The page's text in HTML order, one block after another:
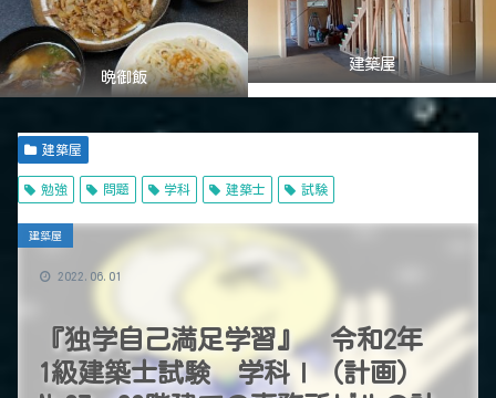
晩御飯
建築屋
建築屋
勉強 問題 学科 建築士 試験
『独学自己満足学習』 令和2年
1級建築士試験 学科Ⅰ（計画）
建築屋
2022.06.01